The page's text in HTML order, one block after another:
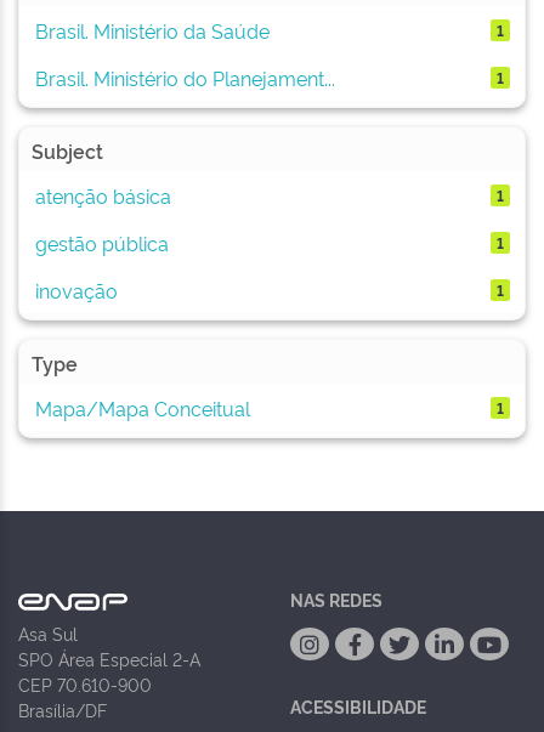
Brasil. Ministério da Saúde
1
Brasil. Ministério do Planejament... 1
Subject
atenção básica
1
gestão pública 1
inovação 1
Type
Mapa/Mapa Conceitual
1
Asa Sul
SPO Área Especial 2-A
CEP 70.610-900
Brasília/DF
NAS REDES
ACESSIBILIDADE